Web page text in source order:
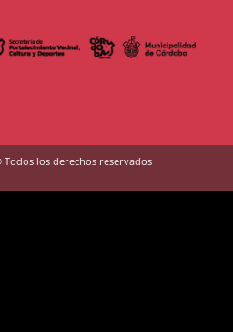
los derechos reservados